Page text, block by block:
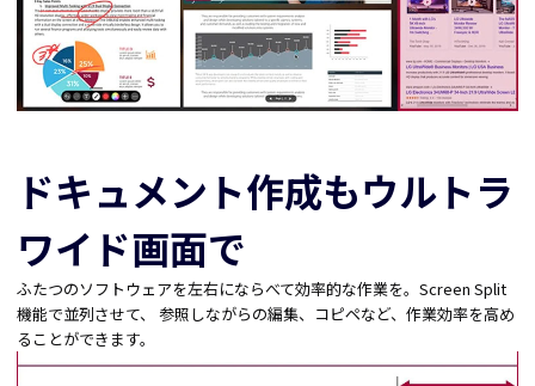
ドキュメント作成もウルトラ
ワイド画面で
ふたつのソフトウェアを左右にならべて効率的な作業を。Screen Split
機能で並列させて、 参照しながらの編集、コピペなど、作業効率を高め
ることができます。